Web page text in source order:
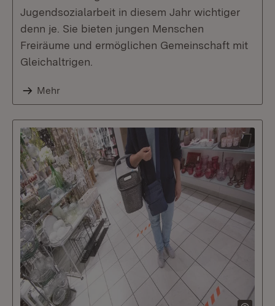
Jugendsozialarbeit in diesem Jahr wichtiger
denn je. Sie bieten jungen Menschen
Freiräume und ermöglichen Gemeinschaft mit
Gleichaltrigen.
Mehr